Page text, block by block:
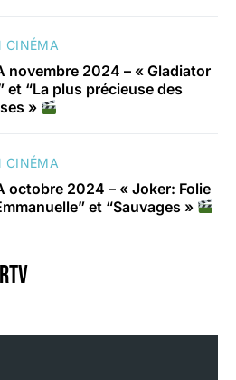
CINÉMA
novembre 2024 – « Gladiator
et “La plus précieuse des
»
CINÉMA
octobre 2024 – « Joker: Folie
et “Sauvages »